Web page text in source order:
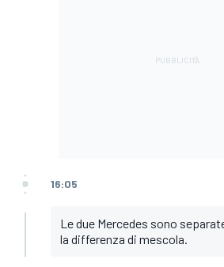
16:05
Le due Mercedes sono
la differenza di mescola.